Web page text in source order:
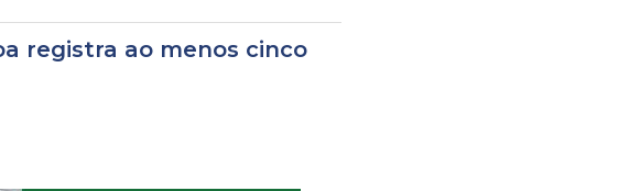
registra ao menos cinco